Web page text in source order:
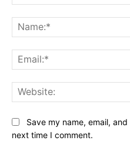
Save my name, email,
next time I comment.